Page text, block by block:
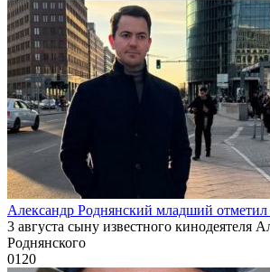
Александр Роднянский младший отметил
3 августа сыну известного кинодеятеля
Роднянского
0120